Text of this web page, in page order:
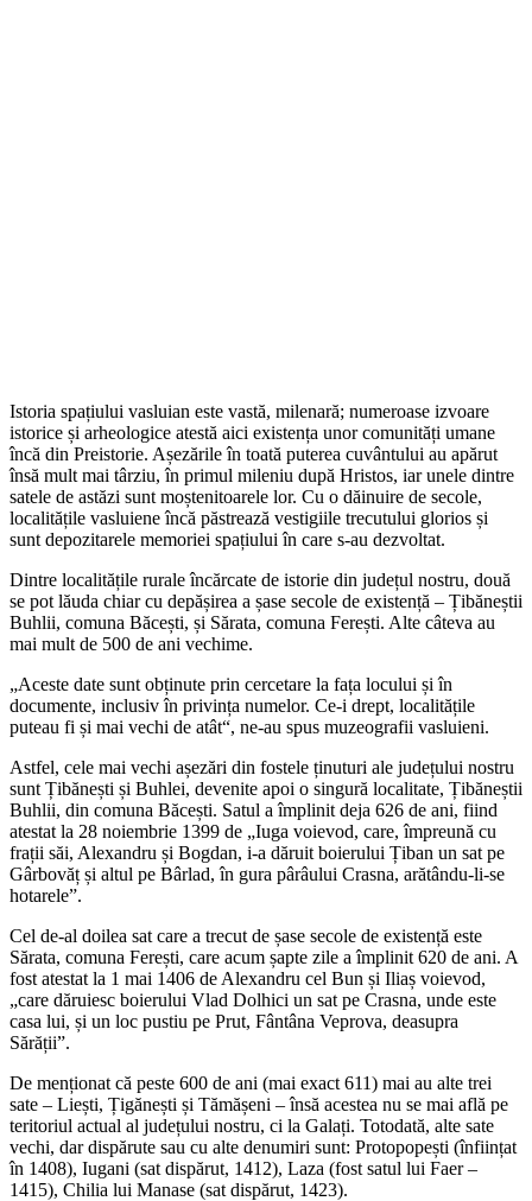
Istoria spațiului vasluian este vastă, milenară; numeroase izvoare
istorice și arheologice atestă aici existența unor comunități umane
încă din Preistorie. Așezările în toată puterea cuvântului au apărut
însă mult mai târziu, în primul mileniu după Hristos, iar unele dintre
satele de astăzi sunt moștenitoarele lor. Cu o dăinuire de secole,
localitățile vasluiene încă păstrează vestigiile trecutului glorios și
sunt depozitarele memoriei spațiului în care s-au dezvoltat.
Dintre localitățile rurale încărcate de istorie din județul nostru, două
se pot lăuda chiar cu depășirea a șase secole de existență – Țibăneștii
Buhlii, comuna Băcești, și Sărata, comuna Ferești. Alte câteva au
mai mult de 500 de ani vechime.
„Aceste date sunt obținute prin cercetare la fața locului și în
documente, inclusiv în privința numelor. Ce-i drept, localitățile
puteau fi și mai vechi de atât“, ne-au spus muzeografii vasluieni.
Astfel, cele mai vechi așezări din fostele ținuturi ale județului nostru
sunt Țibănești și Buhlei, devenite apoi o singură localitate, Țibăneștii
Buhlii, din comuna Băcești. Satul a împlinit deja 626 de ani, fiind
atestat la 28 noiembrie 1399 de „Iuga voievod, care, împreună cu
frații săi, Alexandru și Bogdan, i-a dăruit boierului Țiban un sat pe
Gârbovăț și altul pe Bârlad, în gura pârâului Crasna, arătându-li-se
hotarele”.
Cel de-al doilea sat care a trecut de șase secole de existență este
Sărata, comuna Ferești, care acum șapte zile a împlinit 620 de ani. A
fost atestat la 1 mai 1406 de Alexandru cel Bun și Iliaș voievod,
„care dăruiesc boierului Vlad Dolhici un sat pe Crasna, unde este
casa lui, și un loc pustiu pe Prut, Fântâna Veprova, deasupra
Sărății”.
De menționat că peste 600 de ani (mai exact 611) mai au alte trei
sate – Liești, Țigănești și Tămășeni – însă acestea nu se mai află pe
teritoriul actual al județului nostru, ci la Galați. Totodată, alte sate
vechi, dar dispărute sau cu alte denumiri sunt: Protopopești (înființat
în 1408), Iugani (sat dispărut, 1412), Laza (fost satul lui Faer –
1415), Chilia lui Manase (sat dispărut, 1423).